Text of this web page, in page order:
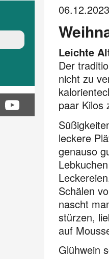
06.12.2023
Leichte
Der
nicht zu
paar Kilos
leckere
genauso
Schälen
nascht
stürzen,
auf
Glühwein